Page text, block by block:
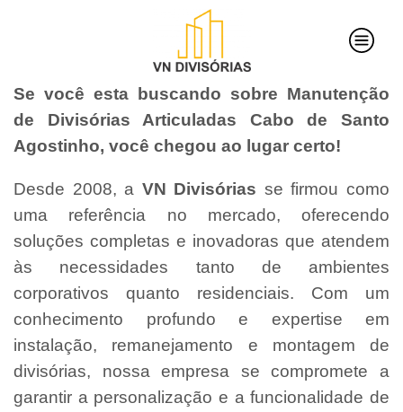
Se você esta buscando sobre Manutenção
de Divisórias Articuladas Cabo de Santo
Agostinho, você chegou ao lugar certo!
Desde 2008, a VN Divisórias se firmou como
uma referência no mercado, oferecendo
soluções completas e inovadoras que atendem
às necessidades tanto de ambientes
corporativos quanto residenciais. Com um
conhecimento profundo e expertise em
instalação, remanejamento e montagem de
divisórias, nossa empresa se compromete a
garantir a personalização e a funcionalidade de